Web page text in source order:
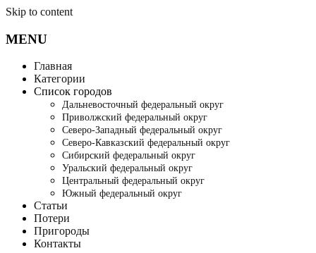
Skip to content
MENU
Главная
Категории
Список городов
Дальневосточный федеральный округ
Приволжский федеральный округ
Северо-Западный федеральный округ
Северо-Кавказский федеральный округ
Сибирский федеральный округ
Уральский федеральный округ
Центральный федеральный округ
Южный федеральный округ
Статьи
Потери
Пригороды
Контакты